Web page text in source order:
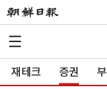
재테크 증권